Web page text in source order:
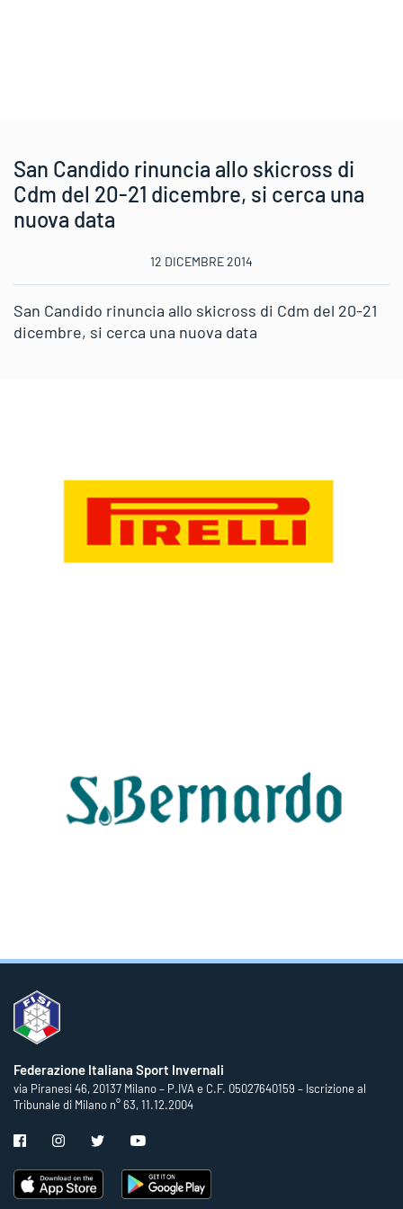
San Candido rinuncia allo skicross di
Cdm del 20-21 dicembre, si cerca una
nuova data
12 DICEMBRE 2014
San Candido rinuncia allo skicross di Cdm del 20-21
dicembre, si cerca una nuova data
Federazione Italiana Sport Invernali
via Piranesi 46, 20137 Milano – P.IVA e C.F. 05027640159 – Iscrizione al
Tribunale di Milano n° 63, 11.12.2004